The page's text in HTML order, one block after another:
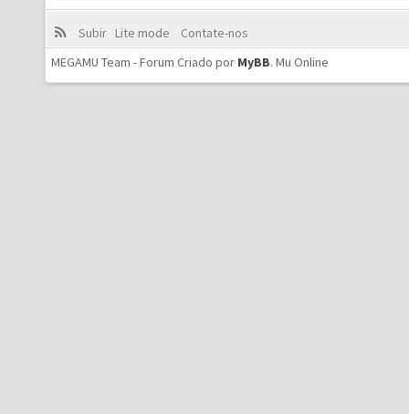
Subir Lite mode
Contate-nos
MEGAMU Team - Forum Criado por MyBB. Mu Online